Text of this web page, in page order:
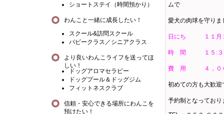
ムで
愛犬の肉球を守り
日にち １１月２
時 間 １５:３０
費 用 ４，００
初めての方も大歓迎
予約制となってお
ショートステイ（時間預かり）
わんこと一緒に成長したい！
スクール&訪問スクール
パピークラス／シニアクラス
より良いわんこライフを送ってほ
しい！
ドッグアロマセラピー
ドッグプール＆ドッグジム
フィットネスクラブ
信頼・安心できる場所にわんこを
預けたい！